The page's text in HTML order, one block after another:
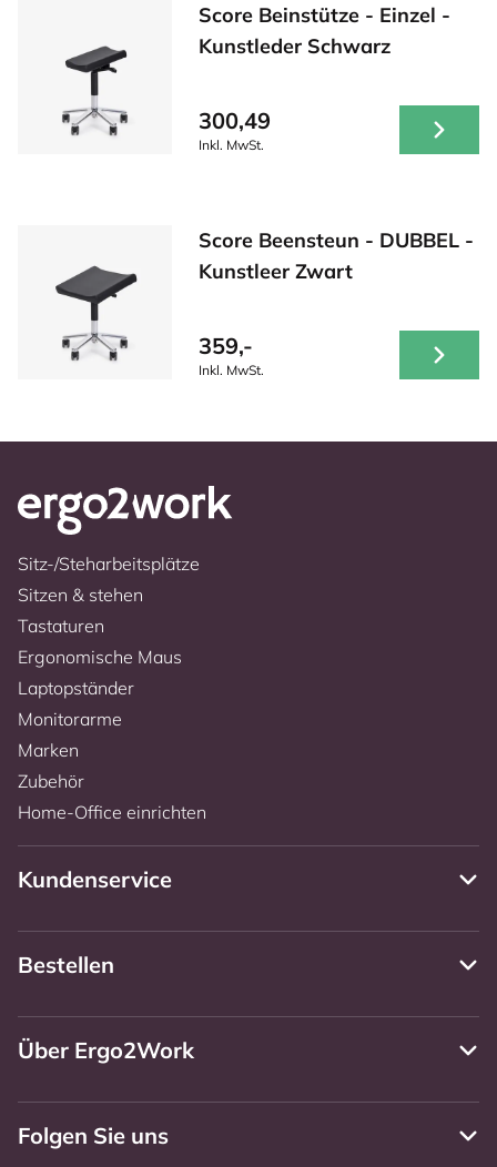
Score Beinstütze - Einzel -
Kunstleder Schwarz
300,49
Inkl. MwSt.
Score Beensteun - DUBBEL -
Kunstleer Zwart
359,-
Inkl. MwSt.
Sitz-/Steharbeitsplätze
Sitzen & stehen
Tastaturen
Ergonomische Maus
Laptopständer
Monitorarme
Marken
Zubehör
Home-Office einrichten
Kundenservice
Bestellen
Über Ergo2Work
Folgen Sie uns